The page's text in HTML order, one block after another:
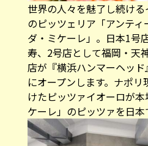
世界の人々を魅了し続け
のピッツェリア「アンティ
ダ・ミケーレ」。日本1号
寿、2号店として福岡・天
店が『横浜ハンマーヘッ
にオープンします。ナポ
けたピッツァイオーロが
ケーレ」のピッツァを日本